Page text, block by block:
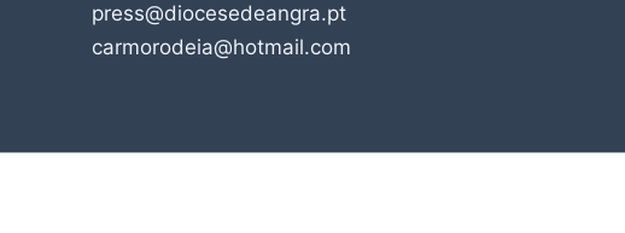
press@diocesedeangra.pt
carmorodeia@hotmail.com